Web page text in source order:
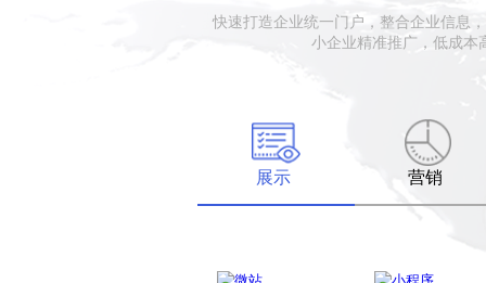
快速打造企业统一门户，整合企业信息
小企业精准推广，低成本
展示 营销